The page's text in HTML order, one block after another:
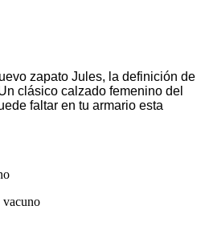
zapato Jules, la definición de
clásico calzado femenino del
faltar en tu armario esta